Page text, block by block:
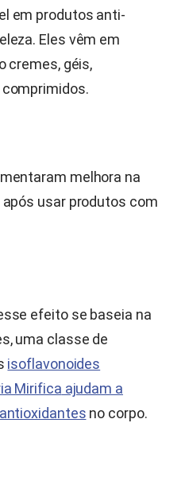
em produtos anti-
Eles vêm em
cremes, géis,
melhora na
após usar produtos com
efeito se baseia na
uma classe de
isoflavonoides
Mirifica ajudam a
no corpo.